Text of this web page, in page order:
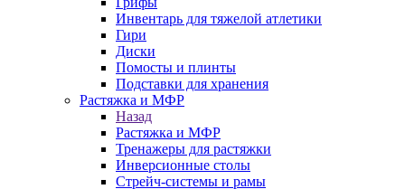
Инвентарь для тяжелой атлетики
Гири
Диски
Помосты и плинты
Подставки для хранения
Растяжка и МФР
Назад
Растяжка и МФР
Тренажеры для растяжки
Инверсионные столы
Стрейч-системы и рамы